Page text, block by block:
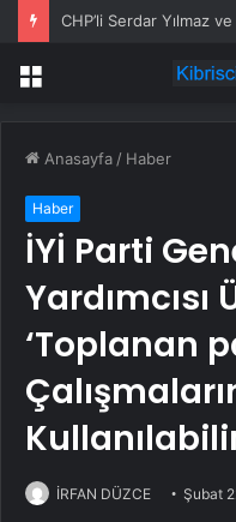
CHP’li Serdar Yılmaz
Menü
Anasayfa / Haber
Haber
İYİ Parti
Yardımcısı
‘Toplanan
İRFAN DÜZCE Şubat